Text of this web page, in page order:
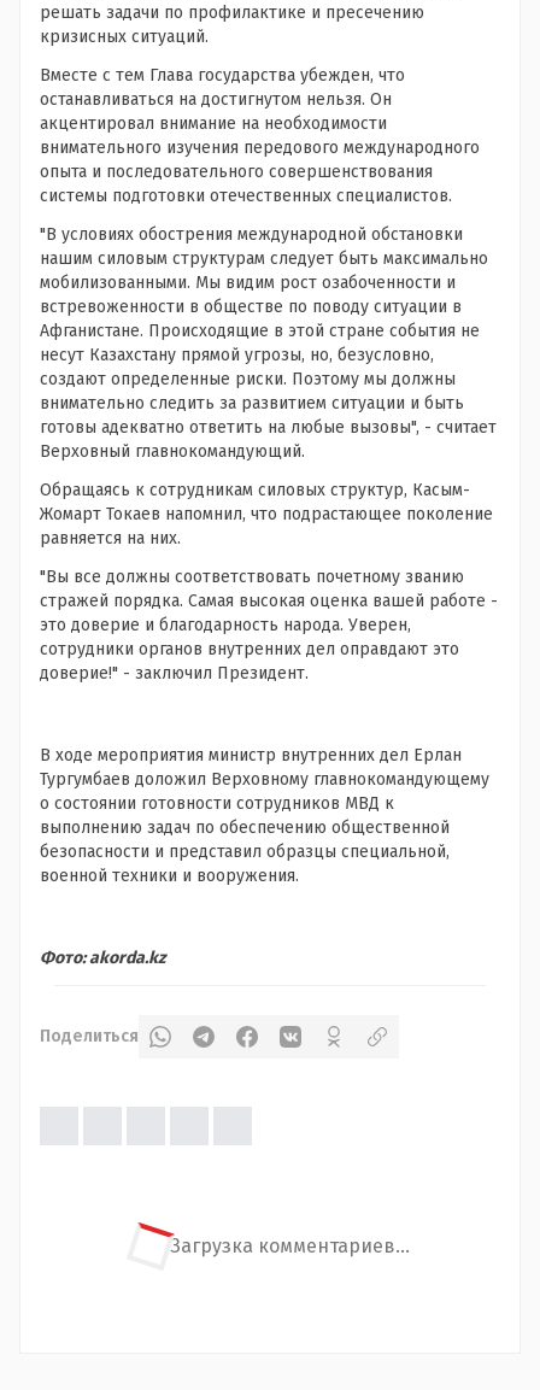
решать задачи по профилактике и пресечению
кризисных ситуаций.
Вместе с тем Глава государства убежден, что
останавливаться на достигнутом нельзя. Он
акцентировал внимание на необходимости
внимательного изучения передового международного
опыта и последовательного совершенствования
системы подготовки отечественных специалистов.
"В условиях обострения международной обстановки
нашим силовым структурам следует быть максимально
мобилизованными. Мы видим рост озабоченности и
встревоженности в обществе по поводу ситуации в
Афганистане. Происходящие в этой стране события не
несут Казахстану прямой угрозы, но, безусловно,
создают определенные риски. Поэтому мы должны
внимательно следить за развитием ситуации и быть
готовы адекватно ответить на любые вызовы", - считает
Верховный главнокомандующий.
Обращаясь к сотрудникам силовых структур, Касым-
Жомарт Токаев напомнил, что подрастающее поколение
равняется на них.
"Вы все должны соответствовать почетному званию
стражей порядка. Самая высокая оценка вашей работе -
это доверие и благодарность народа. Уверен,
сотрудники органов внутренних дел оправдают это
доверие!" - заключил Президент.
В ходе мероприятия министр внутренних дел Ерлан
Тургумбаев доложил Верховному главнокомандующему
о состоянии готовности сотрудников МВД к
выполнению задач по обеспечению общественной
безопасности и представил образцы специальной,
военной техники и вооружения.
Фото: akorda.kz
Поделиться
Загрузка комментариев...